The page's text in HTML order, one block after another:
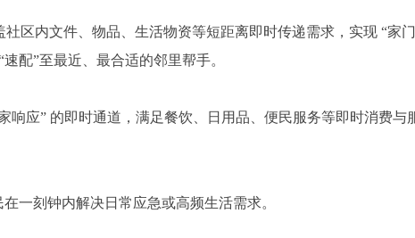
区内文件、物品、生活物资等短距离即时传递需求，实现 “家门
配”至最近、最合适的邻里帮手。
响应” 的即时通道，满足餐饮、日用品、便民服务等即时消费与
一刻钟内解决日常应急或高频生活需求。